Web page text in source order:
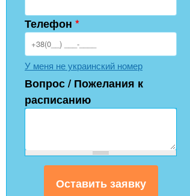
Телефон *
У меня не украинский номер
Вопрос / Пожелания к
расписанию